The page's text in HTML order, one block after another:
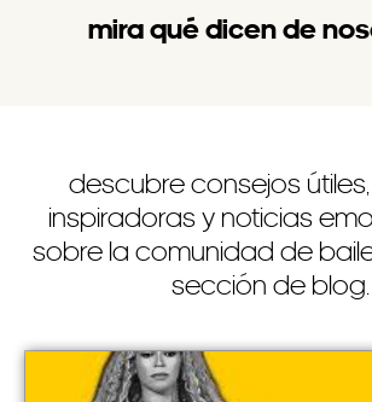
mira qué dicen de
descubre consejos
inspiradoras y noticias
sobre la comunidad de
sección de blog.